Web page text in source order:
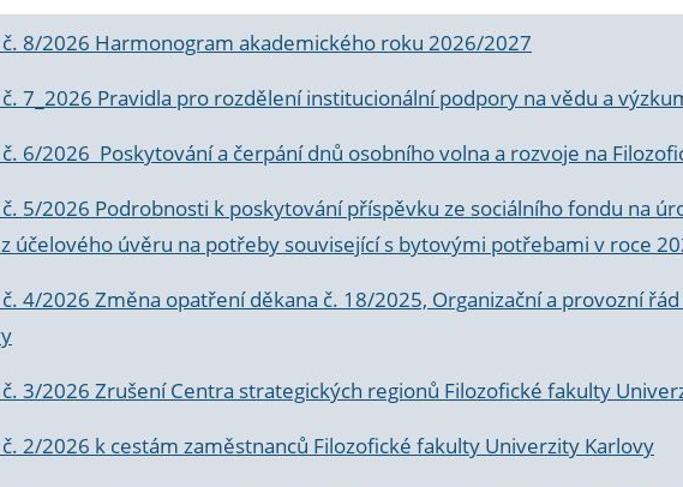
č. 8/2026 Harmonogram akademického roku 2026/2027
č. 7_2026 Pravidla pro rozdělení institucionální podpory na vědu a
č. 6/2026 Poskytování a čerpání dnů osobního volna a rozvoje na
č. 5/2026 Podrobnosti k poskytování příspěvku ze sociálního fondu na
účelového úvěru na potřeby související s bytovými potřebami v roce
č. 4/2026 Změna opatření děkana č. 18/2025, Organizační a provozní
č. 3/2026 Zrušení Centra strategických regionů Filozofické fakulty
č. 2/2026 k cestám zaměstnanců Filozofické fakulty Univerzity Karlovy